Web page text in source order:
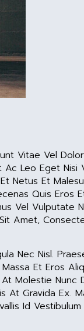
Vitae Vel
Leo Eget Nisi
Netus Et
Quis Eros
Vel Vulputate
Amet,
Nec Nisl.
Et Eros
Molestie Nunc
At Gravida Ex.
Id Vestibulum